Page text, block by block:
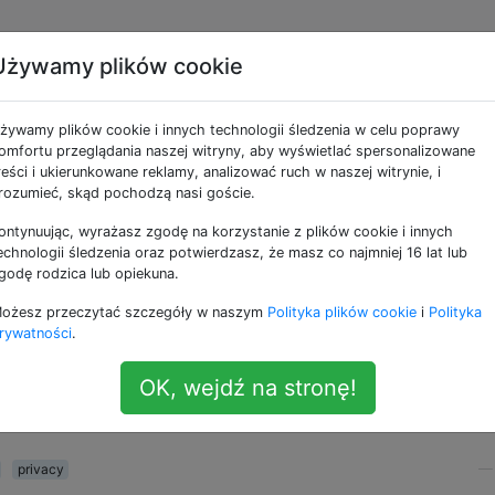
dane osobowe
twórcy aplikacji, gdy
twórcy aplikacji przy zakupie aplikacji? Interesuje
Store.
lokalizację, czy coś innego? Za pomocą
aplikacji może gromadzić podczas uruchamiania
privacy
plików cookie
plików cookie i innych technologii śledzenia w celu poprawy
przeglądania naszej witryny, aby wyświetlać spersonalizowane
i ukierunkowane reklamy, analizować ruch w naszej witrynie, i
skąd pochodzą nasi goście.
wyrażasz zgodę na korzystanie z plików cookie i innych
śledzenia oraz potwierdzasz, że masz co najmniej 16 lat lub
rodzica lub opiekuna.
przeczytać szczegóły w naszym Polityka plików cookie i Polityka
.
OK, wejdź na stronę!